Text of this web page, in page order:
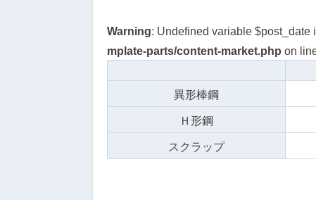
Warning: Undefined variable $post_date
mplate-parts/content-market.php on
異形棒鋼
Ｈ形鋼
スクラップ